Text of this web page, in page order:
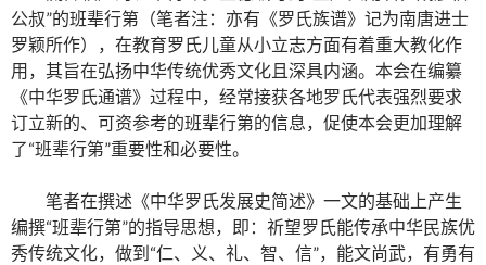
公叔”的班辈行第（笔者注：亦有《罗氏族谱》记为南唐进士
罗颖所作），在教育罗氏儿童从小立志方面有着重大教化作
用，其旨在弘扬中华传统优秀文化且深具内涵。本会在编纂
《中华罗氏通谱》过程中，经常接获各地罗氏代表强烈要求
订立新的、可资参考的班辈行第的信息，促使本会更加理解
了“班辈行第”重要性和必要性。
笔者在撰述《中华罗氏发展史简述》一文的基础上产生
编撰“班辈行第”的指导思想，即：祈望罗氏能传承中华民族优
秀传统文化，做到“仁、义、礼、智、信”，能文尚武，有勇有